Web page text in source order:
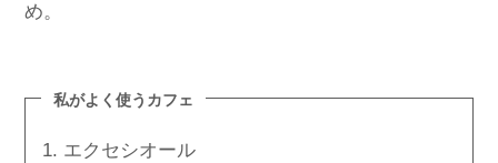
め。
私がよく使うカフェ
エクセシオール